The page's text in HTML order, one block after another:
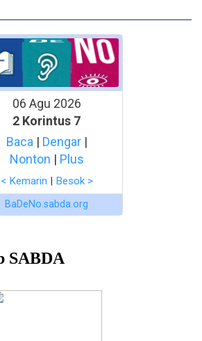
06 Agu 2026
2 Korintus 7
Baca | Dengar|
Nonton | Plus
< Kemarin | Besok >
BaDeNo.sabda.org